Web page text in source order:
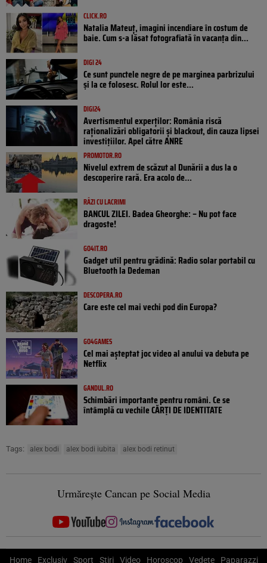
CLICK.RO
Natalia Mateuț, imagini incendiare în costum de
baie. Cum s-a lăsat fotografiată în vacanța din...
DIGI 24
Ce sunt punctele negre de pe marginea parbrizului
și la ce folosesc. Rolul lor este...
DIGI24
Avertismentul experților: România riscă
raționalizări obligatorii și blackout, din cauza lipsei
investițiilor. Apel către ANRE
PROMOTOR.RO
Nivelul extrem de scăzut al Dunării a dus la o
descoperire rară. Era acolo de...
RÂZI CU LACRIMI
BANCUL ZILEI. Badea Gheorghe: – Nu pot face
dragoste!
GO4IT.RO
Gadget util pentru grădină: Radio solar portabil cu
Bluetooth la Dedeman
DESCOPERA.RO
Care este cel mai vechi pod din Europa?
GO4GAMES
Cel mai așteptat joc video al anului va debuta pe
Netflix
GANDUL.RO
Schimbări importante pentru români. Ce se
întâmplă cu vechile CĂRȚI DE IDENTITATE
Tags: alex bodi alex bodi iubita alex bodi retinut
Urmărește Cancan pe Social Media
Home Exclusiv Sport Știri Video Horoscop Vedete Paparazzi